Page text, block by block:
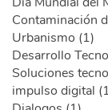
Contaminación
Urbanismo (1)
Desarrollo
Soluciones
impulso digital